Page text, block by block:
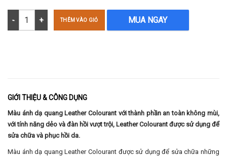
Màu ánh dạ quang - Leather Colourant 250ml số lượng
THÊM VÀO GIỎ MUA NGAY
GIỚI THIỆU & CÔNG DỤNG
Màu ánh dạ quang Leather Colourant với thành phần an toàn không mùi,
với tính năng dẻo và đàn hồi vượt trội, Leather Colourant được sử dụng để
sửa chữa và phục hồi da.
Màu ánh dạ quang Leather Colourant được sử dụng để sửa chữa những